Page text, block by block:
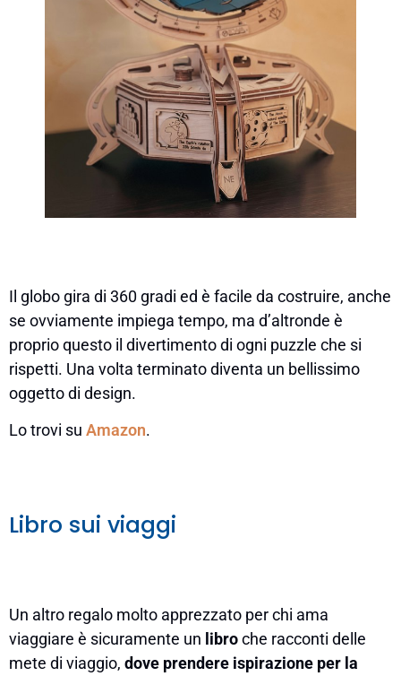
Il globo gira di 360 gradi ed è facile da costruire, anche
se ovviamente impiega tempo, ma d’altronde è
proprio questo il divertimento di ogni puzzle che si
rispetti. Una volta terminato diventa un bellissimo
oggetto di design.
Lo trovi su Amazon.
Libro sui viaggi
Un altro regalo molto apprezzato per chi ama
viaggiare è sicuramente un libroche racconti delle
mete di viaggio, dove prendere ispirazione per la